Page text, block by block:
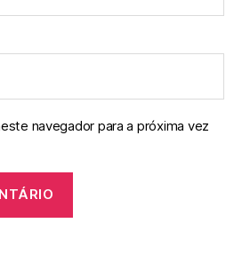
navegador para a próxima vez